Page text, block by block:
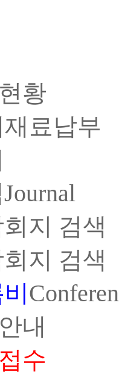
황
료납부
Journal
지 검색
지 검색
내
수